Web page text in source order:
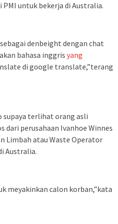
untuk bekerja di Australia.
denbeight dengan chat
bahasa inggris yang
di google translate,”terang
supaya terlihat orang asli
dari perusahaan Ivanhoe Winnes
Limbah atau Waste Operator
Australia.
meyakinkan calon korban,”kata